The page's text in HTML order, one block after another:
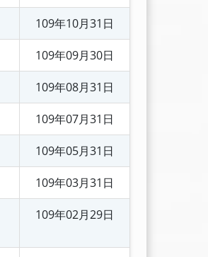
109年10月31日
109年09月30日
109年08月31日
109年07月31日
109年05月31日
109年03月31日
109年02月29日